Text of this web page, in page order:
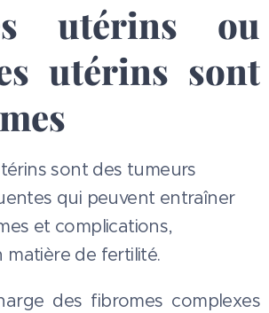
utérins ou
utérins sont
sont des tumeurs
qui peuvent entraîner
et complications,
de fertilité.
des fibromes complexes